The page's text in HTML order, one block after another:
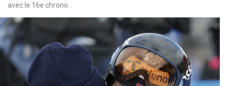
avec le 16e chrono.